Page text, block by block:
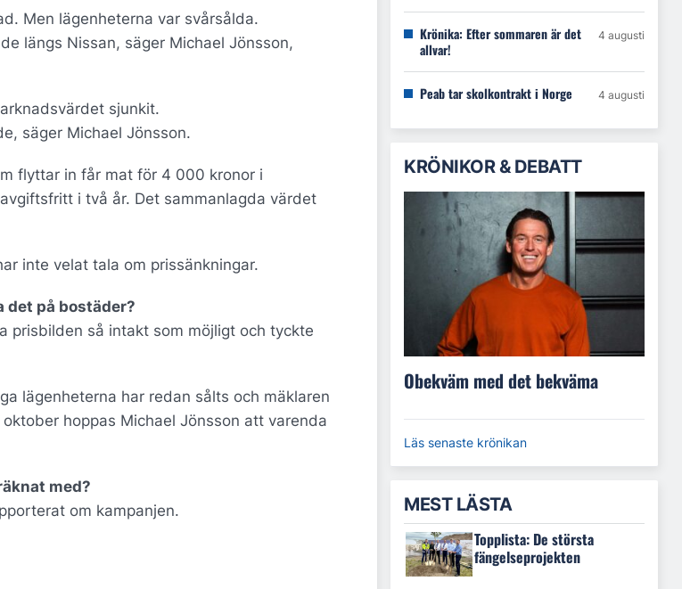
Men lägenheterna var svårsålda.
längs Nissan, säger Michael Jönsson,
sjunkit.
säger Michael Jönsson.
flyttar in får mat för 4 000 kronor i
i två år. Det sammanlagda värdet
inte velat tala om prissänkningar.
det på bostäder?
prisbilden så intakt som möjligt och tyckte
lägenheterna har redan sålts och mäklaren
hoppas Michael Jönsson att varenda
med?
om kampanjen.
Krönika: Efter sommaren är det
allvar!
4 augusti
Peab tar skolkontrakt i Norge 4 augusti
KRÖNIKOR & DEBATT
Obekväm med det bekväma
Läs senaste krönikan
MEST LÄSTA
Topplista: De största
fängelseprojekten